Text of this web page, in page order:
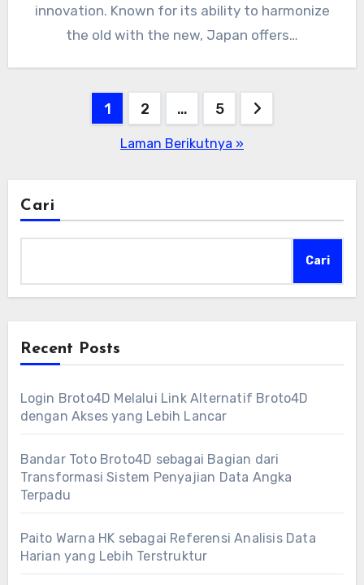
innovation. Known for its ability to harmonize
the old with the new, Japan offers…
Paginasi
1 2 … 5
Laman Berikutnya »
Cari
Cari
Recent Posts
Login Broto4D Melalui Link Alternatif Broto4D
dengan Akses yang Lebih Lancar
Bandar Toto Broto4D sebagai Bagian dari
Transformasi Sistem Penyajian Data Angka
Terpadu
Paito Warna HK sebagai Referensi Analisis Data
Harian yang Lebih Terstruktur